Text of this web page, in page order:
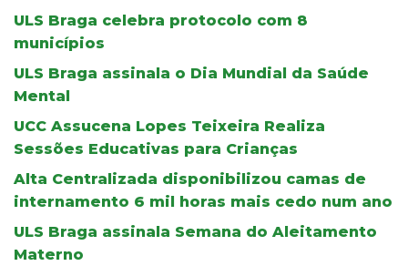
ULS Braga celebra protocolo com 8
municípios
ULS Braga assinala o Dia Mundial da Saúde
Mental
UCC Assucena Lopes Teixeira Realiza
Sessões Educativas para Crianças
Alta Centralizada disponibilizou camas de
internamento 6 mil horas mais cedo num ano
ULS Braga assinala Semana do Aleitamento
Materno